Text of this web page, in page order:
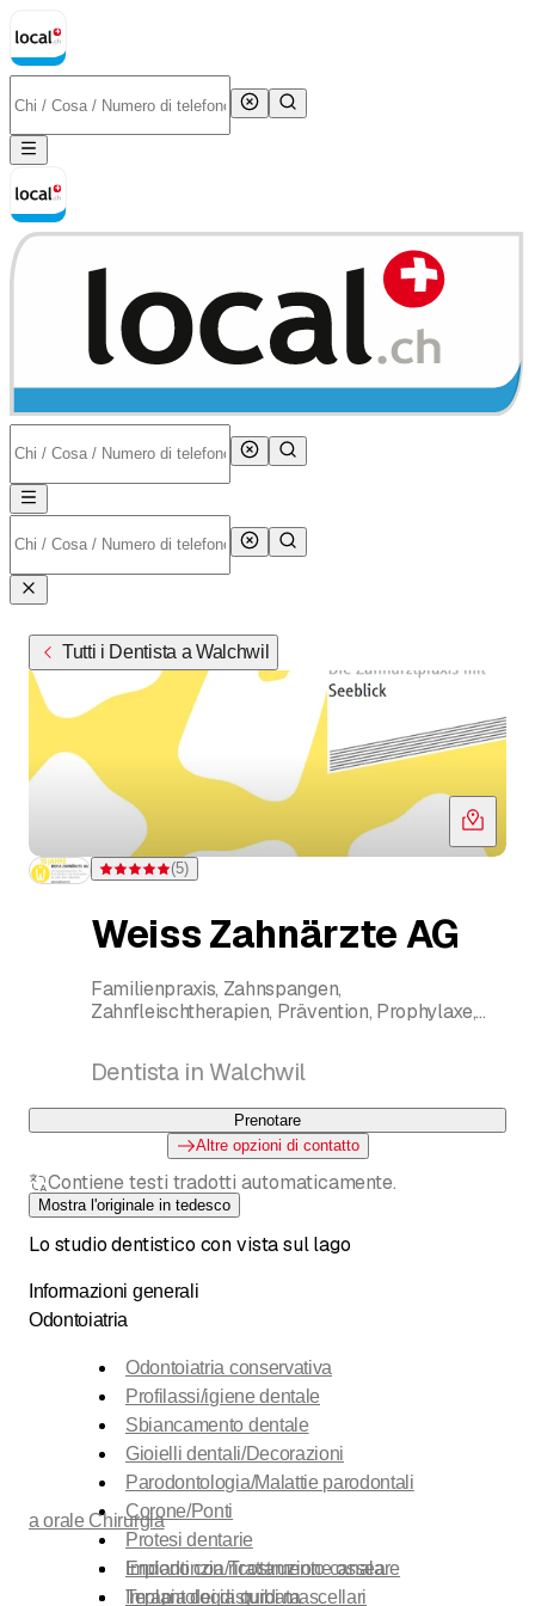
Tutti i Dentista a Walchwil
Valutazione 5 di 5 stelle su 5 valutazioni
(5)
Weiss Zahnärzte AG
Familienpraxis, Zahnspangen,
Zahnfleischtherapien, Prävention, Prophylaxe,
Entfernung, Chirurgie, Implantologie
Zahnarztpraxis
Dentista in Walchwil
Prenotare
Altre opzioni di contatto
Contiene testi tradotti automaticamente.
Mostra l'originale in tedesco
Lo studio dentistico con vista sul lago
Informazioni generali
Odontoiatria
Odontoiatria conservativa
Profilassi/igiene dentale
Sbiancamento dentale
Gioielli dentali/Decorazioni
Parodontologia/Malattie parodontali
Corone/Ponti
Protesi dentarie
Endodonzia/Trattamento canalare
Terapia dei disturbi mascellari
a orale Chirurgia
Impianti con ricostruzione ossea
Implantologia guidata